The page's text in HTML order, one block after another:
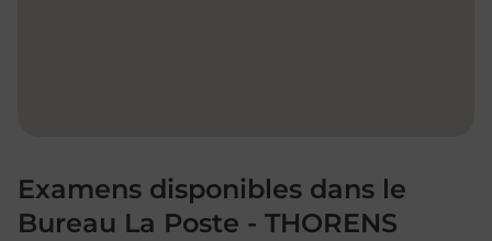
Examens disponibles dans le
Bureau La Poste - THORENS